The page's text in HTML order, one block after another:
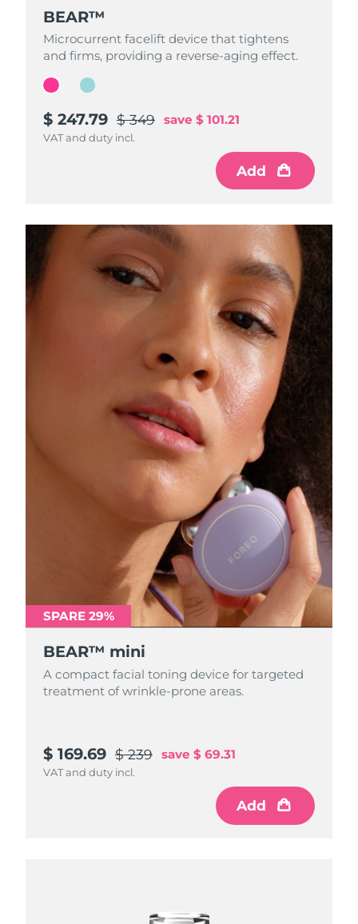
BEAR™
Microcurrent facelift device that tightens
and firms, providing a reverse-aging effect.
$ 247.79 $ 349 save $ 101.21
VAT and duty incl.
Add
BEAR™
Microcurrent facelift device that tightens
and firms, providing a reverse-aging effect.
$ 233.59 $ 329 save $ 95.41
VAT and duty incl.
Add
SPARE 29%
BEAR™ mini
A compact facial toning device for targeted
treatment of wrinkle-prone areas.
$ 169.69 $ 239 save $ 69.31
VAT and duty incl.
Add